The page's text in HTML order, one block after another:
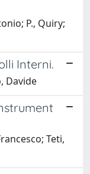
P., Quiry;
Interni.
Davide
Teti,